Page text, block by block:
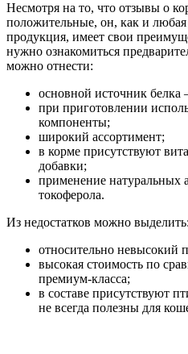
Несмотря на то, что отзывы о
положительные, он, как и
продукция, имеет свои
нужно ознакомиться
можно отнести:
основной источник
при приготовлении
компоненты;
широкий ассортимент;
в корме присутствуют
добавки;
применение натуральных
токоферола.
Из недостатков можно выделить:
относительно невысокий
высокая стоимость по
премиум-класса;
в составе присутствуют
не всегда полезны для